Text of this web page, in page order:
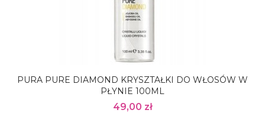
PURA PURE DIAMOND KRYSZTAŁKI DO WŁOSÓW W
PŁYNIE 100ML
49,00 zł